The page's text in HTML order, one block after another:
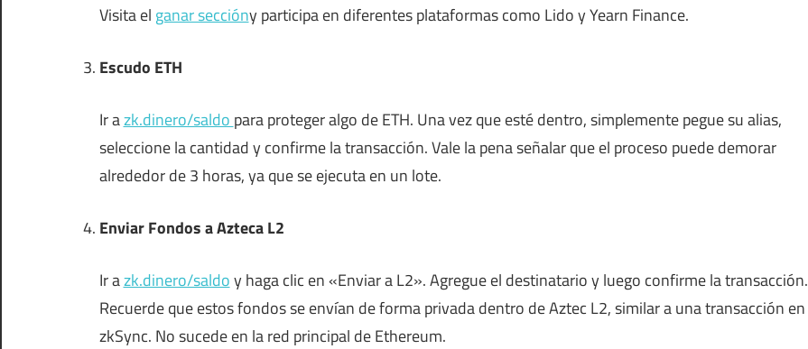
Visita el ganar seccióny participa en diferentes plataformas como Lido y Yearn Finance.
Escudo ETH
Ir azk.dinero/saldo para proteger algo de ETH. Una vez que esté dentro, simplemente pegue su alias,
seleccione la cantidad y confirme la transacción. Vale la pena señalar que el proceso puede demorar
alrededor de 3 horas, ya que se ejecuta en un lote.
Enviar Fondos a Azteca L2
Ir azk.dinero/saldoy haga clic en «Enviar a L2». Agregue el destinatario y luego confirme la transacción.
Recuerde que estos fondos se envían de forma privada dentro de Aztec L2, similar a una transacción en
zkSync. No sucede en la red principal de Ethereum.